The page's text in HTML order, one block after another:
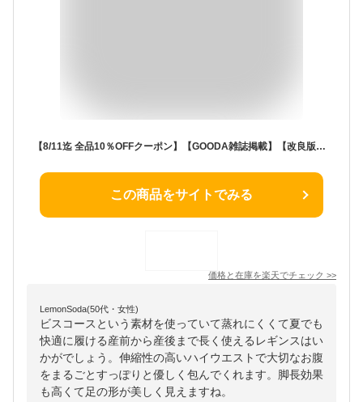
【8/11迄 全品10％OFFクーポン】【GOODA雑誌掲載】【改良版】レギンス マタニティ 薄手 レギンス レディース パンツ 大きいサイズ レギンスパンツ 動きやすい 美脚 9分丈 7分丈 3分丈薄い 産前産後 伸びる 夏 春 ストレッチ サラサラ 柔らかい ゆったり 伸縮性
この商品をサイトでみる
価格と在庫を楽天でチェック >>
LemonSoda(50代・女性)
ビスコースという素材を使っていて蒸れにくくて夏でも
快適に履ける産前から産後まで長く使えるレギンスはい
かがでしょう。伸縮性の高いハイウエストで大切なお腹
をまるごとすっぽりと優しく包んでくれます。脚長効果
も高くて足の形が美しく見えますね。